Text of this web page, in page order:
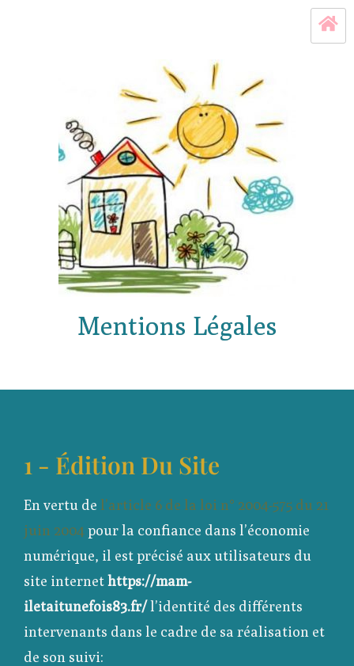
Mentions Légales
1 - Édition Du Site
En vertu de l’article 6 de la loi n° 2004-575 du 21
juin 2004pour la confiance dans l’économie
numérique, il est précisé aux utilisateurs du
site internethttps://mam-
iletaitunefois83.fr/l’identité des différents
intervenants dans le cadre de sa réalisation et
de son suivi: